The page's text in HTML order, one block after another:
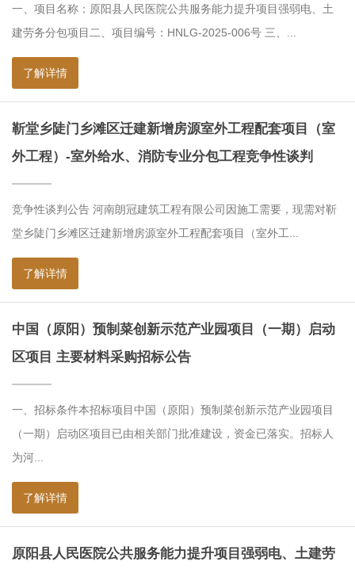
一、项目名称：原阳县人民医院公共服务能力提升项目强弱电、土
建劳务分包项目二、项目编号：HNLG-2025-006号 三、...
了解详情
靳堂乡陡门乡滩区迁建新增房源室外工程配套项目（室
外工程）-室外给水、消防专业分包工程竞争性谈判
竞争性谈判公告 河南朗冠建筑工程有限公司因施工需要，现需对靳
堂乡陡门乡滩区迁建新增房源室外工程配套项目（室外工...
了解详情
中国（原阳）预制菜创新示范产业园项目（一期）启动
区项目 主要材料采购招标公告
一、招标条件本招标项目中国（原阳）预制菜创新示范产业园项目
（一期）启动区项目已由相关部门批准建设，资金已落实。招标人
为河...
了解详情
原阳县人民医院公共服务能力提升项目强弱电、土建劳